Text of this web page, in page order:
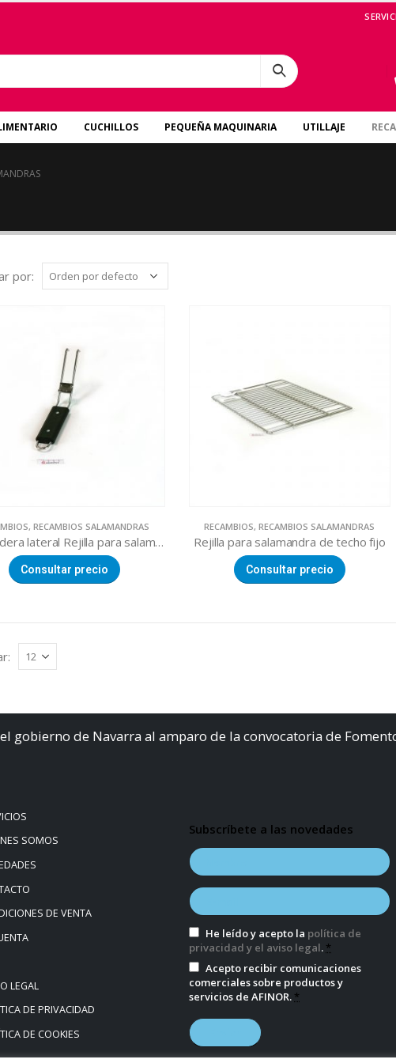
CUCHILLOS PEQUEÑA MAQUINARIA UTILLAJE
por:
,RECAMBIOS SALAMANDRAS
Agarradera lateral Rejilla para salamandra de techo fijo
Consultar precio
RECAMBIOS,RECAMBIOS SALAMANDRAS
Rejilla para salamandra de techo fijo
Consultar precio
gobierno de Navarra al amparo de la convocatoria de
SOMOS
DE VENTA
LEGAL
DE PRIVACIDAD
DE COOKIES
Subscríbete a las novedades
He leído y acepto la política de
privacidad y el aviso legal. *
Acepto recibir comunicaciones
comerciales sobre productos y
servicios de AFINOR. *